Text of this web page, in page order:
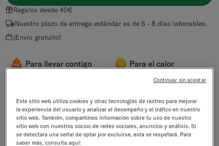
Regalos desde 40€
Nuestro plazo de entrega estándar es de 5 - 8 días laborables.
¡Envío gratuito!
Para llevar contigo Para el calor
Hidratación rápida
Descripción
Llévate un pack de 12 gratis con esta oferta 4+1. Para dar lo
Este sitio web utiliza cookies y otras tecnologías de rastreo para mejorar
la experiencia del usuario y analizar el desempeño y el tráfico en nuestro
sitio web. También, compartimos información sobre tu uso de nuestro
sitio web con nuestros socios de redes sociales, anuncios y análisis. Si
se detectara una señal de optar por excluirse, esta se respetará. Para
saber más, consulta aquí:
Continuar sin aceptar